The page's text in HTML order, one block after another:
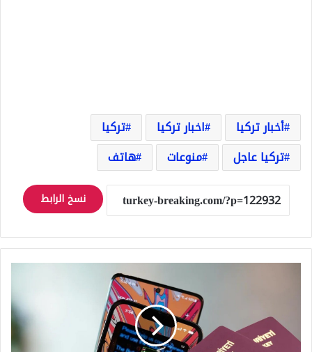
أخبار تركيا اخبار تركيا
تركيا
تركيا عاجل
منوعات هاتف
نسخ الرابط
المحمول
في
تركيا